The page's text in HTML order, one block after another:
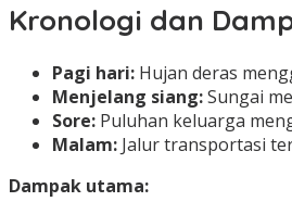
Kronologi dan
Pagi hari: Hujan deras
Menjelang siang:Sungai
Sore: Puluhan keluarga
Malam: Jalur transportasi
Dampak utama: